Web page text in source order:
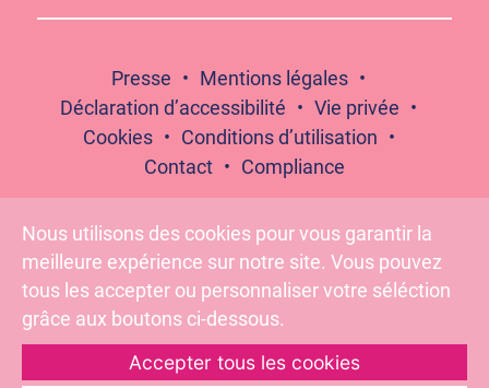
Presse
Mentions légales
Déclaration d’accessibilité
Vie privée
Cookies
Conditions d’utilisation
Contact
Compliance
Pour votre santé, évitez de grignoter entre les repas –
Suivez-nous :
Nous utilisons des cookies pour vous garantir la
meilleure expérience sur notre site. Vous pouvez
tous les accepter ou personnaliser votre séléction
grâce aux boutons ci-dessous.
Accepter tous les cookies